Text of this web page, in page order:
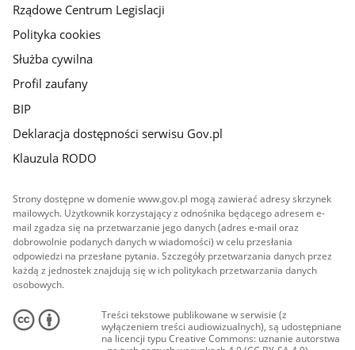
Rządowe Centrum Legislacji
Polityka cookies
Służba cywilna
Profil zaufany
BIP
Deklaracja dostępności serwisu Gov.pl
Klauzula RODO
Strony dostępne w domenie www.gov.pl mogą zawierać adresy skrzynek
mailowych. Użytkownik korzystający z odnośnika będącego adresem e-
mail zgadza się na przetwarzanie jego danych (adres e-mail oraz
dobrowolnie podanych danych w wiadomości) w celu przesłania
odpowiedzi na przesłane pytania. Szczegóły przetwarzania danych przez
każdą z jednostek znajdują się w ich politykach przetwarzania danych
osobowych.
Treści tekstowe publikowane w serwisie (z
wyłączeniem treści audiowizualnych), są udostępniane
na licencji typu Creative Commons: uznanie autorstwa